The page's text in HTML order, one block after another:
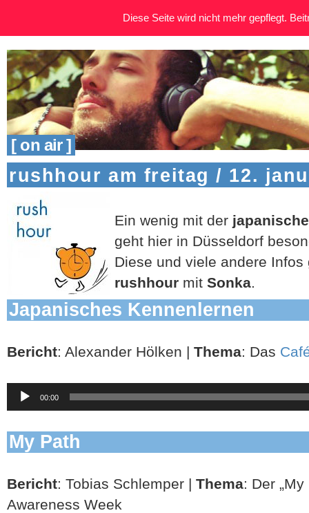
[ on air ]
rushhour am freitag / 12.
Ein wenig mit der
geht hier in Düsseldorf
Diese und viele andere
rushhour mit Sonka.
Japanisches Kennenlernen
Bericht: Alexander Hölken | Thema: Das
Audio-
Player
00:00
My Path
Bericht: Tobias Schlemper | Thema: Der
Awareness Week
Diese Seite wird nicht mehr gepflegt.